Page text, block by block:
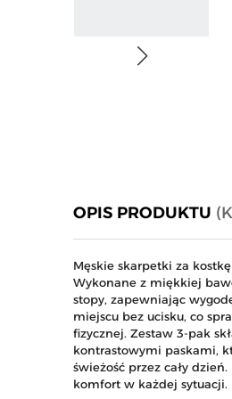
OPIS PRODUKTU
Męskie skarpetki za
Wykonane z miękkiej
stopy, zapewniając
miejscu bez ucisku, co
fizycznej. Zestaw 3-pak
kontrastowymi paskami,
świeżość przez cały
komfort w każdej sytuacji.